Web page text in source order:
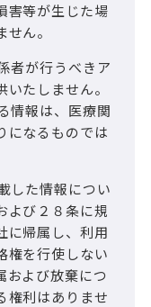
害等が生じた場
ん。
者が行うべきア
たしません。
情報は、医療関
になるものでは
した情報につい
よび２８条に規
に帰属し、利用
権を行使しない
および放棄につ
権利はありませ